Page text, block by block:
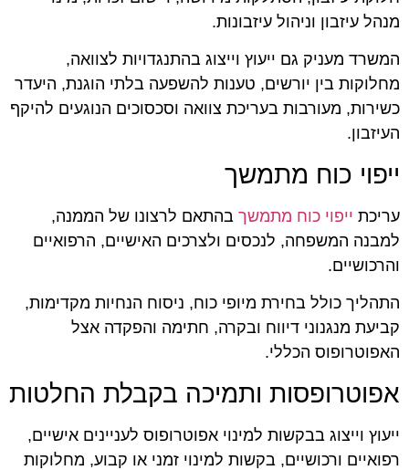
מנהל עיזבון וניהול עיזבונות.
המשרד מעניק גם ייעוץ וייצוג בהתנגדויות לצוואה,
מחלוקות בין יורשים, טענות להשפעה בלתי הוגנת, היעדר
כשירות, מעורבות בעריכת צוואה וסכסוכים הנוגעים להיקף
העיזבון.
ייפוי כוח מתמשך
עריכת ייפוי כוח מתמשך בהתאם לרצונו של הממנה,
למבנה המשפחה, לנכסים ולצרכים האישיים, הרפואיים
והרכושיים.
התהליך כולל בחירת מיופי כוח, ניסוח הנחיות מקדימות,
קביעת מנגנוני דיווח ובקרה, חתימה והפקדה אצל
האפוטרופוס הכללי.
אפוטרופסות ותמיכה בקבלת החלטות
ייעוץ וייצוג בבקשות למינוי אפוטרופוס לעניינים אישיים,
רפואיים ורכושיים, בקשות למינוי זמני או קבוע, מחלוקות